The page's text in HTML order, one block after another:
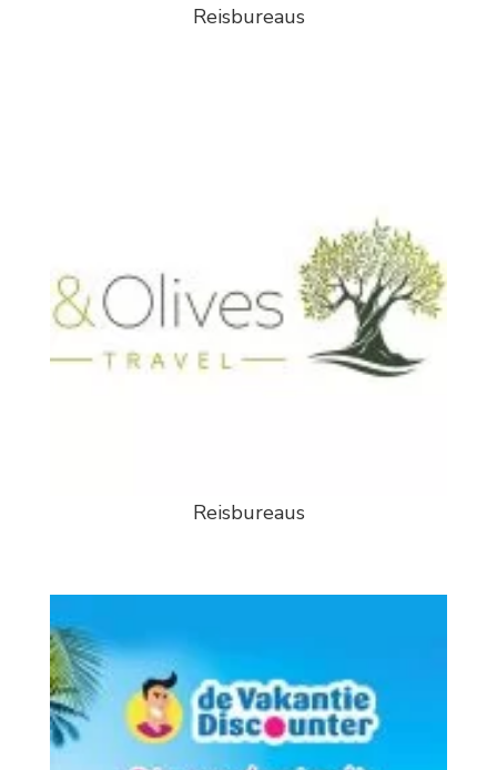
Reisbureaus
Reisbureaus